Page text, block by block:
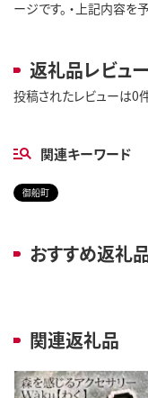
ージです。 ・上記内容を
返礼品レビュー
投稿されたレビューは0件
関連キーワード
御船町
おすすめ返礼
関連返礼品